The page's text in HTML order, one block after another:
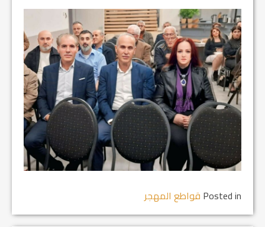
Posted in قواطع المهجر